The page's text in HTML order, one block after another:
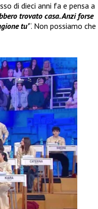
di dieci anni fa e pensa a
trovato casa. Anzi forse
tu’“. Non possiamo che